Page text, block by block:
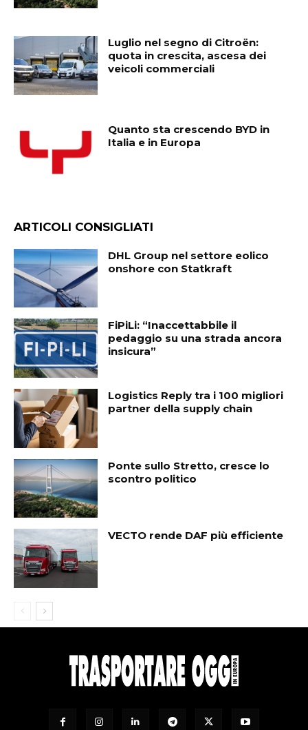
Luglio nel segno di Citroën:
quota in crescita, ascesa dei
veicoli commerciali
Quanto sta crescendo BYD in
Italia e in Europa
ARTICOLI CONSIGLIATI
DHL Group nel settore eolico
onshore con Statkraft
FiPiLi: “Inaccettabbile il
pedaggio su una strada ancora
insicura”
Logistics Reply tra i 100 migliori
partner della supply chain
Ponte sullo Stretto, cresce lo
scontro politico
VECTO rende DAF più efficiente